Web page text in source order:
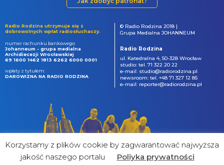
Radio Rodzina utrzymuje się z
dobrowolnych wpłat radiosłuchaczy.
numer rachunku bankowego:
Johanneum - grupa medialna
Archidiecezji Wrocławskiej
69 1600 1462 1813 6262 6000 0001
wpłaty z tytułem:
DAROWIZNA NA RADIO RODZINA
© Radio Rodzina 2018 |
Grupa Medialna JOHANNEUM
Radio Rodzina
ul. Katedralna 4, 50-328 Wrocław
studio: tel. 71 322 20 22
e-mail: studio@radiorodzina.pl
newsroom: tel. +48 71 327 12 85
e-mail: reporter@radiorodzina.pl
Korzystamy z plików cookie by zagwarantować najwyższa
jakość naszego portalu
Poliyka prywatności